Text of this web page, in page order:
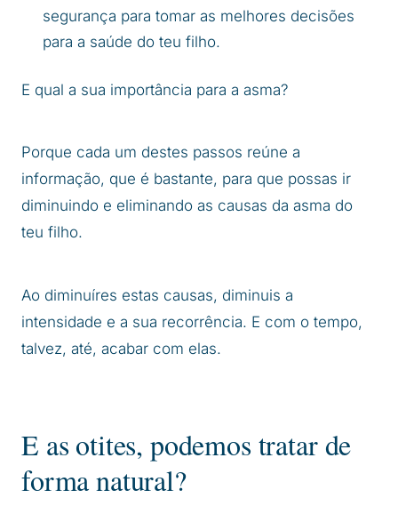
segurança para tomar as melhores decisões
para a saúde do teu filho.
E qual a sua importância para a asma?
Porque cada um destes passos reúne a
informação, que é bastante, para que possas ir
diminuindo e eliminando as causas da asma do
teu filho.
Ao diminuíres estas causas, diminuis a
intensidade e a sua recorrência. E com o tempo,
talvez, até, acabar com elas.
E as otites, podemos tratar de
forma natural?